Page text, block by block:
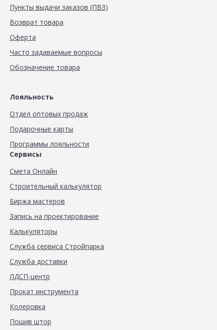
Пункты выдачи заказов (ПВЗ)
Возврат товара
Оферта
Часто задаваемые вопросы
Обозначение товара
Лояльность
Отдел оптовых продаж
Подарочные карты
Программы лояльности
Сервисы
Смета Онлайн
Строительный калькулятор
Биржа мастеров
Запись на проектирование
Калькуляторы
Служба сервиса Стройпарка
Служба доставки
ЛДСП-центр
Прокат инструмента
Колеровка
Пошив штор